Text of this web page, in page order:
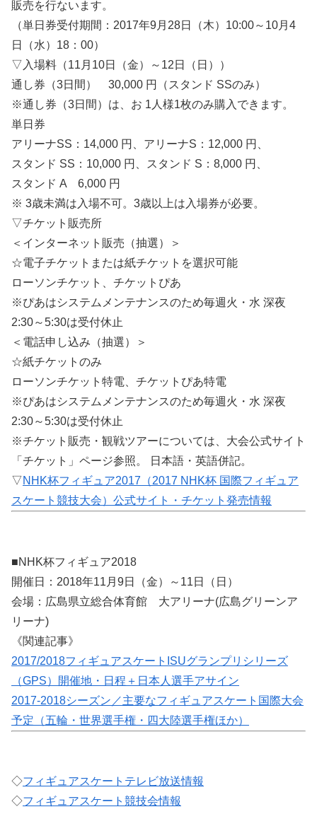
販売を行ないます。
（単日券受付期間：2017年9月28日（木）10:00～10月4
日（水）18：00）
▽入場料（11月10日（金）～12日（日））
通し券（3日間） 30,000 円（スタンド SSのみ）
※通し券（3日間）は、お 1人様1枚のみ購入できます。
単日券
アリーナSS：14,000 円、アリーナS：12,000 円、
スタンド SS：10,000 円、スタンド S：8,000 円、
スタンド A 6,000 円
※ 3歳未満は入場不可。3歳以上は入場券が必要。
▽チケット販売所
＜インターネット販売（抽選）＞
☆電子チケットまたは紙チケットを選択可能
ローソンチケット、チケットぴあ
※ぴあはシステムメンテナンスのため毎週火・水 深夜
2:30～5:30は受付休止
＜電話申し込み（抽選）＞
☆紙チケットのみ
ローソンチケット特電、チケットぴあ特電
※ぴあはシステムメンテナンスのため毎週火・水 深夜
2:30～5:30は受付休止
※チケット販売・観戦ツアーについては、大会公式サイト
「チケット」ページ参照。 日本語・英語併記。
▽NHK杯フィギュア2017（2017 NHK杯 国際フィギュア
スケート競技大会）公式サイト・チケット発売情報
■NHK杯フィギュア2018
開催日：2018年11月9日（金）～11日（日）
会場：広島県立総合体育館 大アリーナ(広島グリーンア
リーナ)
《関連記事》
2017/2018フィギュアスケートISUグランプリシリーズ
（GPS）開催地・日程＋日本人選手アサイン
2017-2018シーズン／主要なフィギュアスケート国際大会
予定（五輪・世界選手権・四大陸選手権ほか）
◇フィギュアスケートテレビ放送情報
◇フィギュアスケート競技会情報